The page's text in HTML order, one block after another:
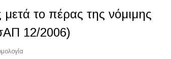
το πέρας της νόμιμης
12/2006)